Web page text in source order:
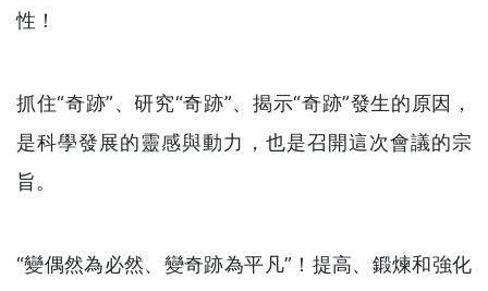
性！
抓住“奇跡”、研究“奇跡”、揭示“奇跡”發生的原因，
是科學發展的靈感與動力，也是召開這次會議的宗
旨。
“變偶然為必然、變奇跡為平凡”！提高、鍛煉和強化